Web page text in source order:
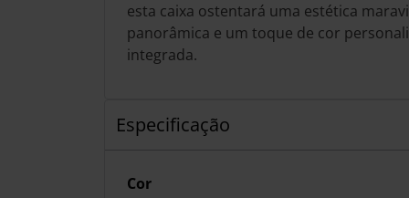
esta caixa ostentará uma estética
panorâmica e um toque de cor
integrada.
Especificação
Cor